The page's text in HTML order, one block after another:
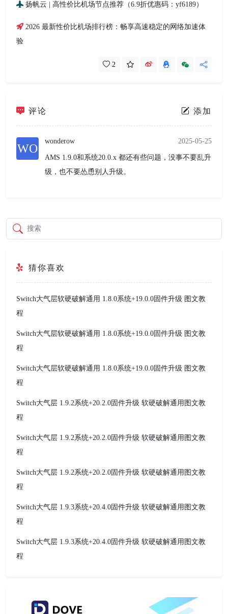
扬帆云 | 高性价比机场节点推荐（6.9折优惠码：yf6189）
2026 最新性价比机场排行榜：畅享高速稳定的网络加速体
验
2
评论 添加
WO
wonderow 2025-05-25
AMS 1.9.0和系统20.0.x 都还有些问题，没事不要乱升
级，也不要怂恿别人升级。
搜索
猜你喜欢
Switch大气层软硬破解通用 1.8.0系统+19.0.0固件升级 图文教
程
Switch大气层软硬破解通用 1.8.0系统+19.0.0固件升级 图文教
程
Switch大气层软硬破解通用 1.8.0系统+19.0.0固件升级 图文教
程
Switch大气层 1.9.2系统+20.2.0固件升级 软硬破解通用图文教
程
Switch大气层 1.9.2系统+20.2.0固件升级 软硬破解通用图文教
程
Switch大气层 1.9.2系统+20.2.0固件升级 软硬破解通用图文教
程
Switch大气层 1.9.3系统+20.4.0固件升级 软硬破解通用图文教
程
Switch大气层 1.9.3系统+20.4.0固件升级 软硬破解通用图文教
程